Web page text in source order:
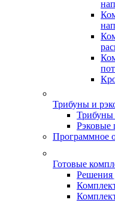
Трибуны и
Трибуны
Программное
Готовые
Решения